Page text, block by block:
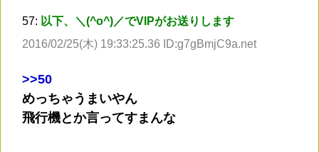
57: 以下、＼(^o^)／でVIPがお送りします
2016/02/25(木) 19:33:25.36 ID:g7gBmjC9a.net
>>50
めっちゃうまいやん
飛行機とか言ってすまんな